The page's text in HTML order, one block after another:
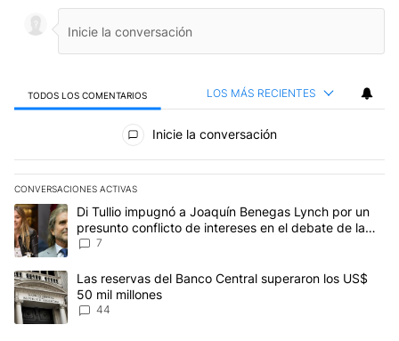
TODOS LOS COMENTARIOS LOS MÁS RECIENTES
Todos los comentarios
Inicie la conversación
CONVERSACIONES ACTIVAS
Este listado muestra los artículos con más comentarios en los
Un artículo de tendencia con el título "Di Tullio impugnó a
Di Tullio impugnó a Joaquín Benegas Lynch por un
presunto conflicto de intereses en el debate de la
Ley de Tierras
7
Un artículo de tendencia con el título "Las reservas del Banco
Las reservas del Banco Central superaron los US$
50 mil millones
44